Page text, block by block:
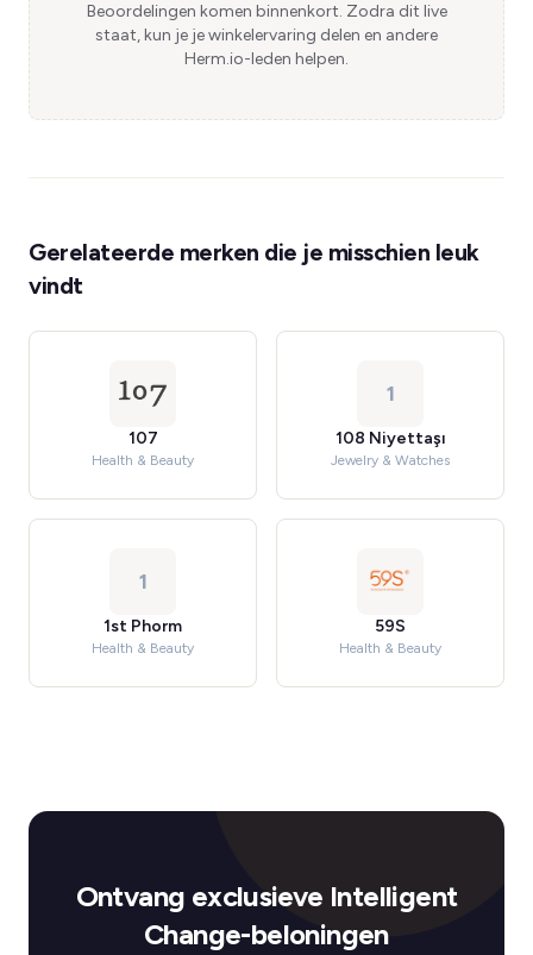
Beoordelingen komen binnenkort. Zodra dit live
staat, kun je je winkelervaring delen en andere
Herm.io-leden helpen.
Gerelateerde merken die je misschien leuk
vindt
107
Health & Beauty
1
108 Niyettaşı
Jewelry & Watches
1
1st Phorm
Health & Beauty
59S
Health & Beauty
Ontvang exclusieve Intelligent
Change-beloningen